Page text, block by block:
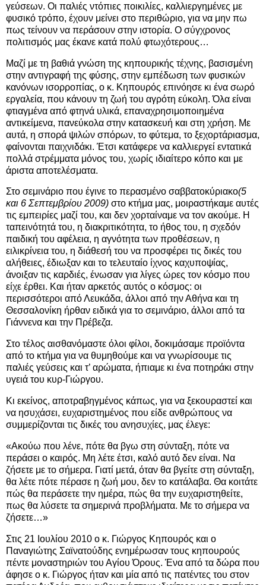
γεύσεων. Οι παλιές ντόπιες ποικιλίες, καλλιεργημένες με
φυσικό τρόπο, έχουν μείνει στο περιθώριο, για να μην πω
πως τείνουν να περάσουν στην ιστορία. Ο σύγχρονος
πολιτισμός μας έκανε κατά πολύ φτωχότερους…
Μαζί με τη βαθιά γνώση της κηπουρικής τέχνης, βασισμένη
στην αντιγραφή της φύσης, στην εμπέδωση των φυσικών
κανόνων ισορροπίας, ο κ. Κηπουρός επινόησε κι ένα σωρό
εργαλεία, που κάνουν τη ζωή του αγρότη εύκολη. Όλα είναι
φτιαγμένα από φτηνά υλικά, επαναχρησιμοποιημένα
αντικείμενα, πανεύκολα στην κατασκευή και στη χρήση. Με
αυτά, η σπορά ψιλών σπόρων, το φύτεμα, το ξεχορτάριασμα,
φαίνονται παιχνιδάκι. Έτσι κατάφερε να καλλιεργεί εντατικά
πολλά στρέμματα μόνος του, χωρίς ιδιαίτερο κόπο και με
άριστα αποτελέσματα.
Στο σεμινάριο που έγινε το περασμένο σαββατοκύριακο(5
και 6 Σεπτεμβρίου 2009) στο κτήμα μας, μοιραστήκαμε αυτές
τις εμπειρίες μαζί του, και δεν χορταίναμε να τον ακούμε. Η
ταπεινότητά του, η διακριτικότητα, το ήθος του, η σχεδόν
παιδική του αφέλεια, η αγνότητα των προθέσεων, η
ειλικρίνεια του, η διάθεσή του να προσφέρει τις δικές του
αλήθειες, έδιωξαν και το τελευταίο ίχνος καχυποψίας,
άνοιξαν τις καρδιές, ένωσαν για λίγες ώρες τον κόσμο που
είχε έρθει. Και ήταν αρκετός αυτός ο κόσμος: οι
περισσότεροι από Λευκάδα, άλλοι από την Αθήνα και τη
Θεσσαλονίκη ήρθαν ειδικά για το σεμινάριο, άλλοι από τα
Γιάννενα και την Πρέβεζα.
Στο τέλος αισθανόμαστε όλοι φίλοι, δοκιμάσαμε προϊόντα
από το κτήμα για να θυμηθούμε και να γνωρίσουμε τις
παλιές γεύσεις και τ’ αρώματα, ήπιαμε κι ένα ποτηράκι στην
υγειά του κυρ-Γιώργου.
Κι εκείνος, αποτραβηγμένος κάπως, για να ξεκουραστεί και
να ησυχάσει, ευχαριστημένος που είδε ανθρώπους να
συμμερίζονται τις δικές του ανησυχίες, μας έλεγε:
«Ακούω που λένε, πότε θα βγω στη σύνταξη, πότε να
περάσει ο καιρός. Μη λέτε έτσι, καλό αυτό δεν είναι. Να
ζήσετε με το σήμερα. Γιατί μετά, όταν θα βγείτε στη σύνταξη,
θα λέτε πότε πέρασε η ζωή μου, δεν το κατάλαβα. Θα κοιτάτε
πώς θα περάσετε την ημέρα, πώς θα την ευχαριστηθείτε,
πως θα λύσετε τα σημερινά προβλήματα. Με το σήμερα να
ζήσετε…»
Στις 21 Ιουλίου 2010 ο κ. Γιώργος Κηπουρός και ο
Παναγιώτης Σαϊνατούδης ενημέρωσαν τους κηπουρούς
πέντε μοναστηριών του Αγίου Όρους. Ένα από τα δώρα που
άφησε ο κ. Γιώργος ήταν και μία από τις πατέντες του στον